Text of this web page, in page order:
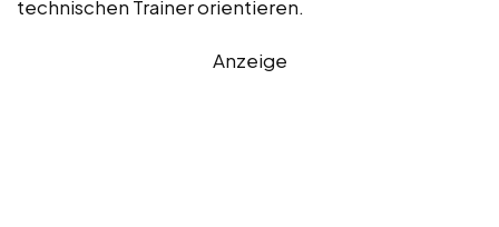
technischen Trainer orientieren.
Anzeige